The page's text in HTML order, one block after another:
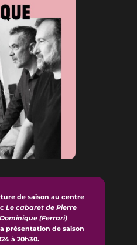
de saison au centre
Le cabaret de Pierre
(Ferrari)
présentation de saison
à 20h30.